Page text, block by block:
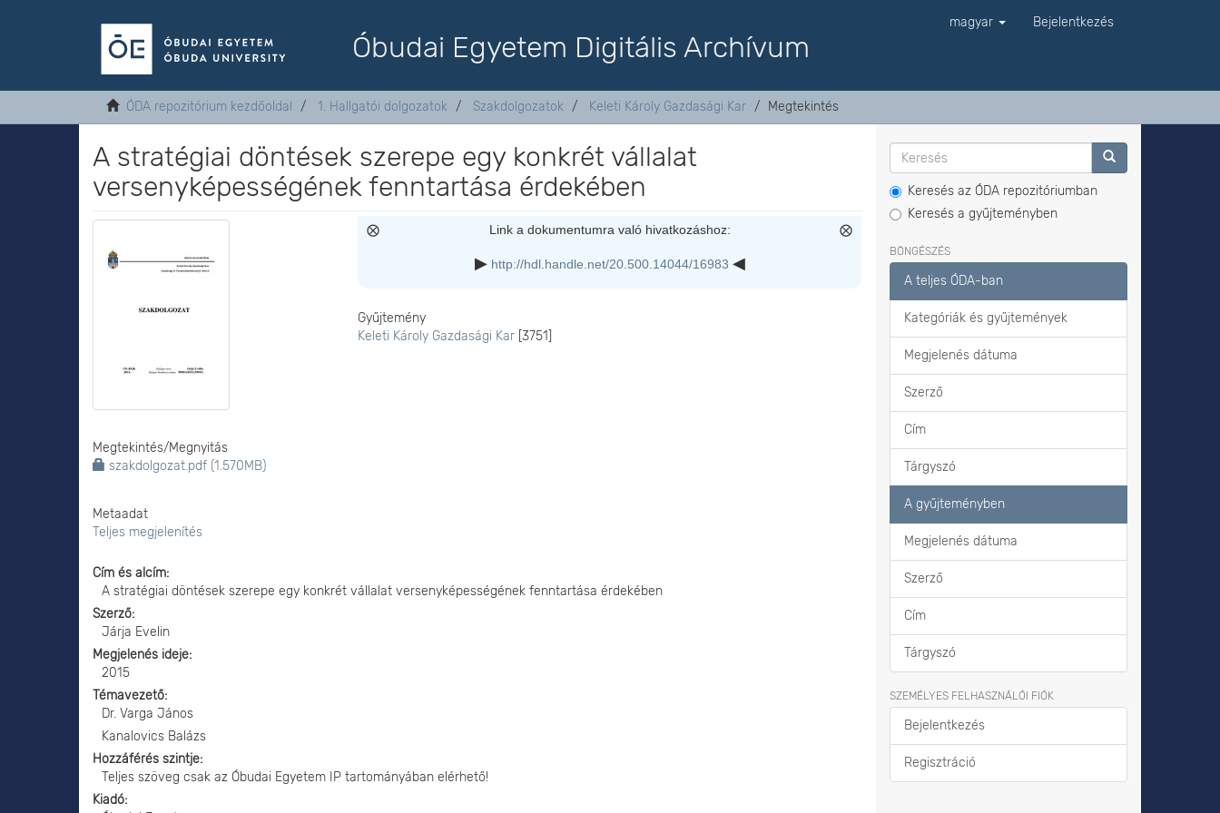
Óbudai Egyetem Digitális Archívum
magyar Bejelentkezés
ÓDA repozitórium kezdőoldal 1. Hallgatói dolgozatok Szakdolgozatok Keleti Károly Gazdasági Kar Megtekintés
A stratégiai döntések szerepe egy konkrét vállalat
versenyképességének fenntartása érdekében
Megtekintés/Megnyitás
szakdolgozat.pdf (1.570MB)
Metaadat
Teljes megjelenítés
Link a dokumentumra való hivatkozáshoz:
http://hdl.handle.net/20.500.14044/16983
Gyűjtemény
Keleti Károly Gazdasági Kar [3751]
Cím és alcím
A stratégiai döntések szerepe egy konkrét vállalat versenyképességének fenntartása érdekében
Szerző
Járja Evelin
Megjelenés ideje
2015
Témavezető
Dr. Varga János
Kanalovics Balázs
Hozzáférés szintje
Teljes szöveg csak az Óbudai Egyetem IP tartományában elérhető!
Kiadó
Keresés az ÓDA repozitóriumban
Keresés a gyűjteményben
BÖNGÉSZÉS
A teljes ÓDA-ban
Kategóriák és gyűjtemények
Megjelenés dátuma
Szerző
Cím
Tárgyszó
A gyűjteményben
Megjelenés dátuma
Szerző
Cím
Tárgyszó
SZEMÉLYES FELHASZNÁLÓI FIÓK
Bejelentkezés
Regisztráció